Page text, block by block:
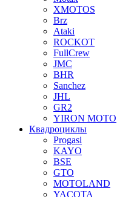
XMOTOS
Brz
Ataki
ROCKOT
FullCrew
JMC
BHR
Sanchez
JHL
GR2
YIRON MOTO
Квадроциклы
Progasi
KAYO
BSE
GTO
MOTOLAND
YACOTA